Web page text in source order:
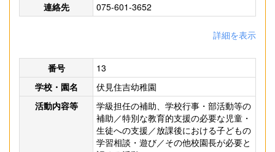
連絡先 075-601-3652
詳細を表示
番号
13
学校・園名
伏見住吉幼稚園
活動内容等
学級担任の補助、学校行事・部活動等の
補助／特別な教育的支援の必要な児童・
生徒への支援／放課後における子どもの
学習相談・遊び／その他校園長が必要と